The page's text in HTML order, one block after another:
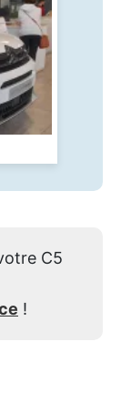
C5
!